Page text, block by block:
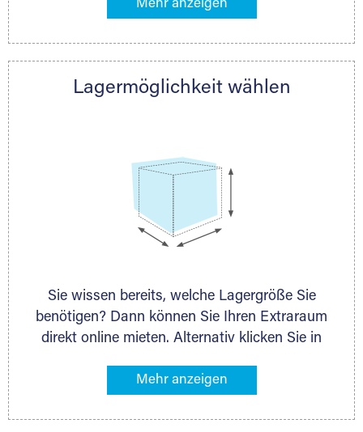
Lagermöglichkeiten in Ihrer Nähe. An zahlreichen
direkt online mieten. Gibt es Extraraum noch
nächstgelegenen Partner und besprechen alles
Lagermöglichkeit wählen
Sie wissen bereits, welche Lagergröße Sie
benötigen? Dann können Sie Ihren Extraraum
direkt online mieten. Alternativ klicken Sie in
Gegenstände an, die Sie einlagern möchten –
ermittelt. Natürlich steht Ihnen Ihr Extraraum